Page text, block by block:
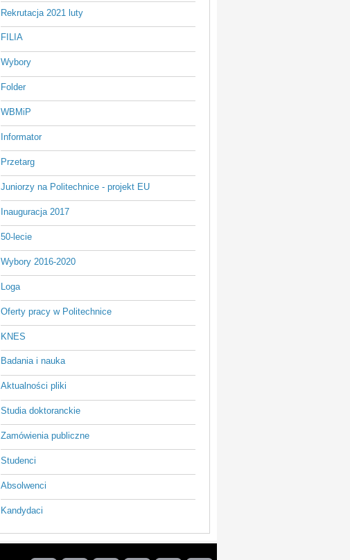
Rekrutacja 2021 luty
FILIA
Wybory
Folder
WBMiP
Informator
Przetarg
Juniorzy na Politechnice - projekt EU
Inauguracja 2017
50-lecie
Wybory 2016-2020
Loga
Oferty pracy w Politechnice
KNES
Badania i nauka
Aktualności pliki
Studia doktoranckie
Zamówienia publiczne
Studenci
Absolwenci
Kandydaci